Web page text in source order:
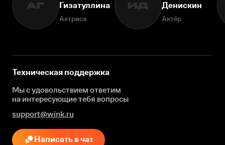
АГ
Гизатуллина
Актриса
ИД
Денискин
Актёр
Техническая поддержка
Мы с удовольствием ответим
на интересующиетебя вопросы
support@wink.ru
Написать в чат